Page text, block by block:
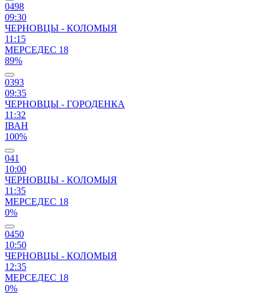
0498
09:30
ЧЕРНОВЦЫ - КОЛОМЫЯ
11:15
МЕРСЕДЕС 18
89%
0393
09:35
ЧЕРНОВЦЫ - ГОРОДЕНКА
11:32
ІВАН
100%
041
10:00
ЧЕРНОВЦЫ - КОЛОМЫЯ
11:35
МЕРСЕДЕС 18
0%
0450
10:50
ЧЕРНОВЦЫ - КОЛОМЫЯ
12:35
МЕРСЕДЕС 18
0%